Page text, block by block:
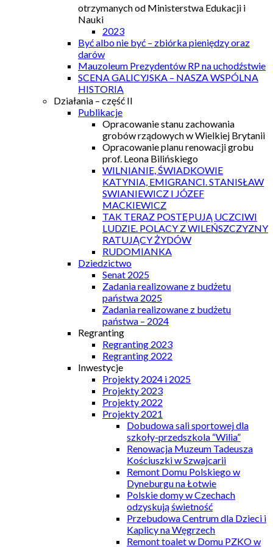
otrzymanych od Ministerstwa Edukacji i
Nauki
2023
Być albo nie być – zbiórka pieniędzy oraz
darów
Mauzoleum Prezydentów RP na uchodźstwie
SCENA GALICYJSKA – NASZA WSPÓLNA
HISTORIA
Działania – część II
Publikacje
Opracowanie stanu zachowania
grobów rządowych w Wielkiej Brytanii
Opracowanie planu renowacji grobu
prof. Leona Bilińskiego
WILNIANIE, ŚWIADKOWIE
KATYNIA, EMIGRANCI. STANISŁAW
SWIANIEWICZ I JÓZEF
MACKIEWICZ
TAK TERAZ POSTĘPUJĄ UCZCIWI
LUDZIE. POLACY Z WILEŃSZCZYZNY
RATUJĄCY ŻYDÓW
RUDOMIANKA
Dziedzictwo
Senat 2025
Zadania realizowane z budżetu
państwa 2025
Zadania realizowane z budżetu
państwa – 2024
Regranting
Regranting 2023
Regranting 2022
Inwestycje
Projekty 2024 i 2025
Projekty 2023
Projekty 2022
Projekty 2021
Dobudowa sali sportowej dla
szkoły-przedszkola “Wilia”
Renowacja Muzeum Tadeusza
Kościuszki w Szwajcarii
Remont Domu Polskiego w
Dyneburgu na Łotwie
Polskie domy w Czechach
odzyskują świetność
Przebudowa Centrum dla Dzieci i
Kaplicy na Węgrzech
Remont toalet w Domu PZKO w